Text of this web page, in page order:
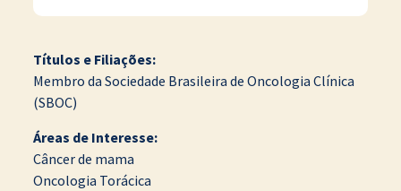
Títulos e Filiações:
Membro da Sociedade Brasileira de Oncologia Clínica
(SBOC)
Áreas de Interesse:
Câncer de mama
Oncologia Torácica